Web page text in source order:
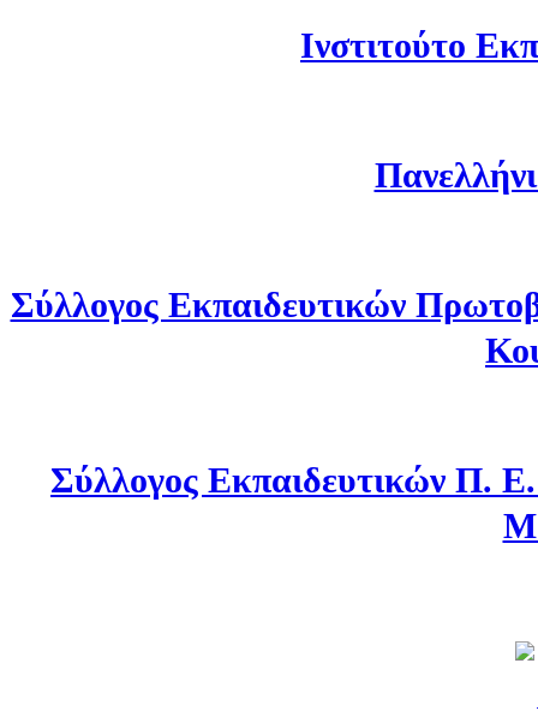
Ινστιτούτο
Σύλλογος Εκπαιδευτικών
Σύλλογος Εκπαιδευτικών Π.